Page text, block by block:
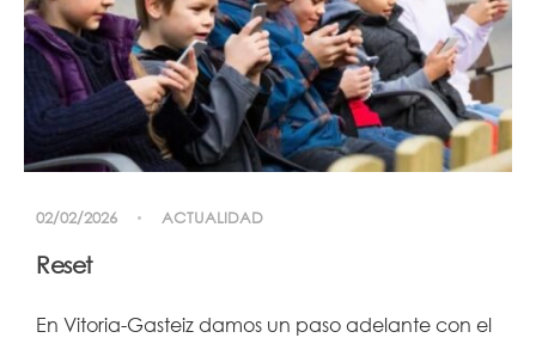
02/02/2026 ACTUALIDAD
Reset
En Vitoria-Gasteiz damos un paso adelante con el